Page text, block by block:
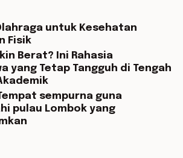
untuk Kesehatan
Fisik
Berat? Ini Rahasia
yang Tetap Tangguh di Tengah
sempurna guna
pulau Lombok yang